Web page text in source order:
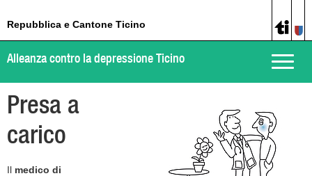
Repubblica e Cantone Ticino
Toggle
Alleanza contro la depressione Ticino
Presa a
carico
Il medico di